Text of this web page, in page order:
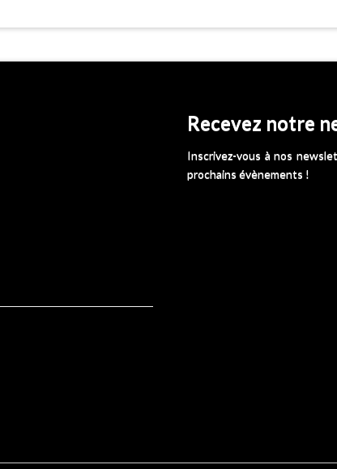
Recevez notre
Inscrivez-vous à nos
prochains évènements !